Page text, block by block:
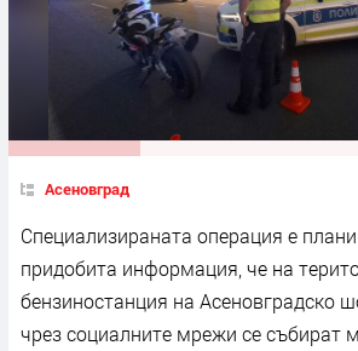
Асеновград
Специализираната операция е
придобита информация, че на
бензиностанция на Асеновградско
чрез социалните мрежи се събират